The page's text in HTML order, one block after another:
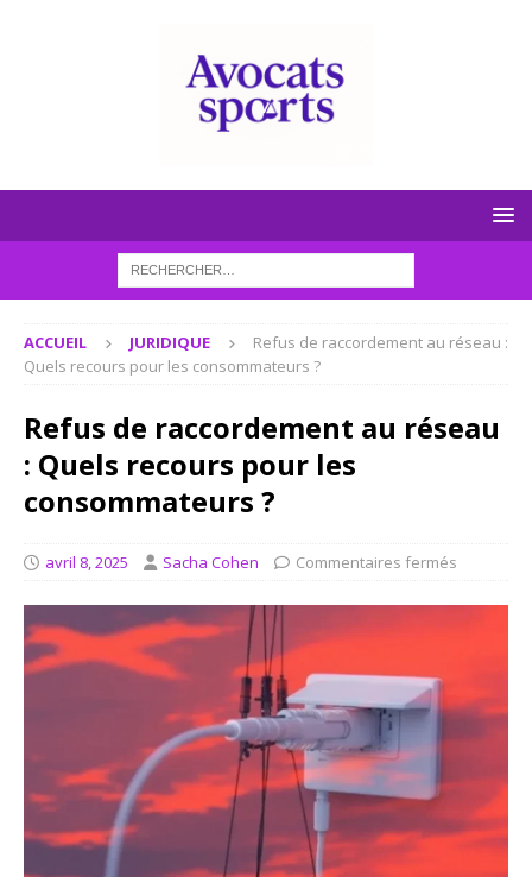
ACCUEIL JURIDIQUE
Refus de raccordement au réseau :
Quels recours pour les consommateurs ?
Refus de raccordement au réseau
: Quels recours pour les
consommateurs ?
avril 8, 2025 Sacha Cohen Commentaires fermés